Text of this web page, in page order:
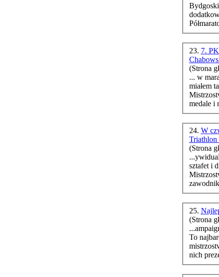
23. 7.
(Strona
... w maratonie. – Wracam do
miałem
medale i
24. W
(Strona
sztafet i
25.
(Strona
...ampaign=firefox Polacy
To
nich